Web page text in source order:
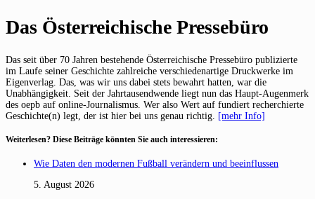
Das Österreichische Pressebüro
Das seit über 70 Jahren bestehende Österreichische Pressebüro publizierte
im Laufe seiner Geschichte zahlreiche verschiedenartige Druckwerke im
Eigenverlag. Das, was wir uns dabei stets bewahrt hatten, war die
Unabhängigkeit. Seit der Jahrtausendwende liegt nun das Haupt-Augenmerk
des oepb auf online-Journalismus. Wer also Wert auf fundiert recherchierte
Geschichte(n) legt, der ist hier bei uns genau richtig.
[mehr Info]
Weiterlesen? Diese Beiträge könnten Sie auch interessieren:
Wie Daten den modernen Fußball verändern und beeinflussen
5. August 2026